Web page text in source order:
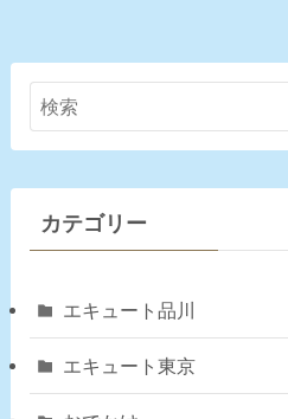
カテゴリー
エキュート品川
エキュート東京